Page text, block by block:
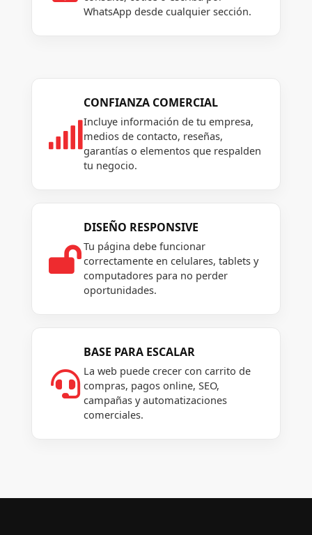
WhatsApp desde cualquier sección.

CONFIANZA COMERCIAL
Incluye información de tu empresa,
medios de contacto, reseñas,
garantías o elementos que respalden
tu negocio.

DISEÑO RESPONSIVE
Tu página debe funcionar
correctamente en celulares, tablets y
computadores para no perder
oportunidades.

BASE PARA ESCALAR
La web puede crecer con carrito de
compras, pagos online, SEO,
campañas y automatizaciones
comerciales.